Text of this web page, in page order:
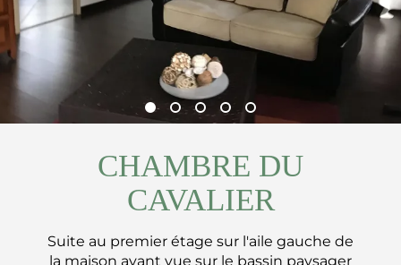
CHAMBRE DU
CAVALIER
Suite au premier étage sur l'aile gauche de
la maison ayant vue sur le bassin paysager